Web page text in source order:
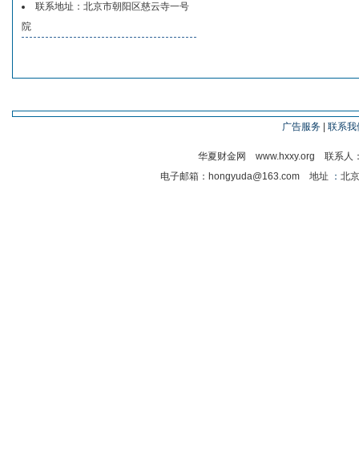
联系地址：北京市朝阳区慈云寺一号
院
广告服务 联系我
华夏财金网 www.hxxy.org 联系人
电子邮箱：hongyuda@163.com 地址
： 北